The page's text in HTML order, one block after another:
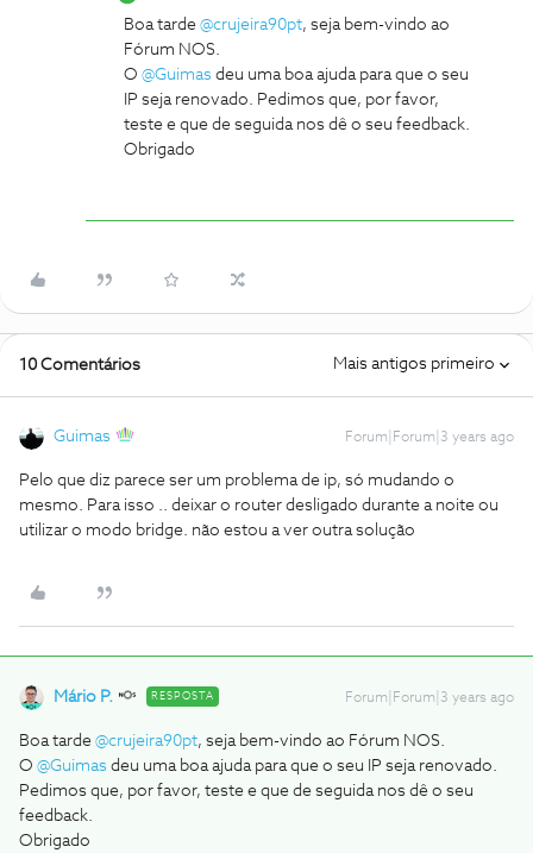
Boa tarde @crujeira90pt, seja bem-vindo ao
Fórum NOS.
​​O @Guimas deu uma boa ajuda para que o seu
IP seja renovado. Pedimos que, por favor,
teste e que de seguida nos dê o seu feedback.
Obrigado
10 Comentários Mais antigos primeiro
Guimas Forum|Forum|3 years ago
Pelo que diz parece ser um problema de ip, só mudando o
mesmo. Para isso .. deixar o router desligado durante a noite ou
utilizar o modo bridge. não estou a ver outra solução
Mário P. RESPOSTA Forum|Forum|3 years ago
Boa tarde @crujeira90pt, seja bem-vindo ao Fórum NOS.
​​O @Guimas deu uma boa ajuda para que o seu IP seja renovado.
Pedimos que, por favor, teste e que de seguida nos dê o seu
feedback.
Obrigado